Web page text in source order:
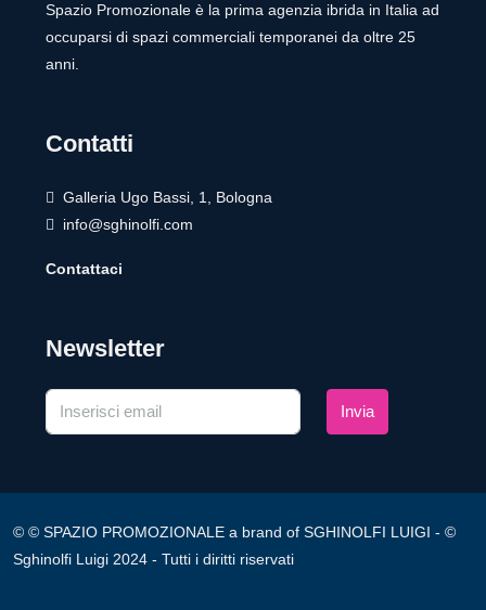
Spazio Promozionale è la prima agenzia ibrida in Italia ad
occuparsi di spazi commerciali temporanei da oltre 25
anni.
Contatti
Galleria Ugo Bassi, 1, Bologna
info@sghinolfi.com
Contattaci
Newsletter
Invia
© © SPAZIO PROMOZIONALE a brand of SGHINOLFI LUIGI - ©
Sghinolfi Luigi 2024 - Tutti i diritti riservati